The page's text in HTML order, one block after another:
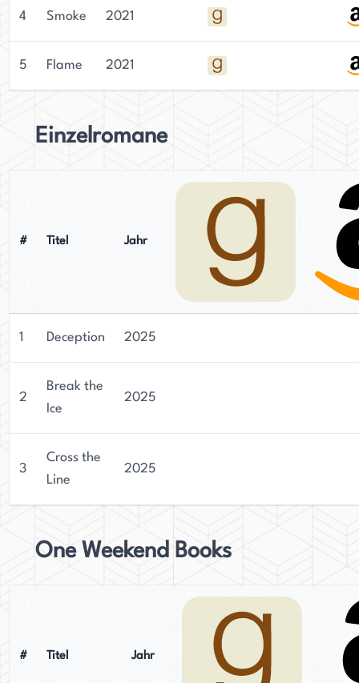
4 Smoke 2021
5 Flame 2021
Einzelromane
# Titel Jahr
1 Deception 2025
2
Break the
Ice
2025
3
Cross the
Line
2025
One Weekend Books
# Titel Jahr